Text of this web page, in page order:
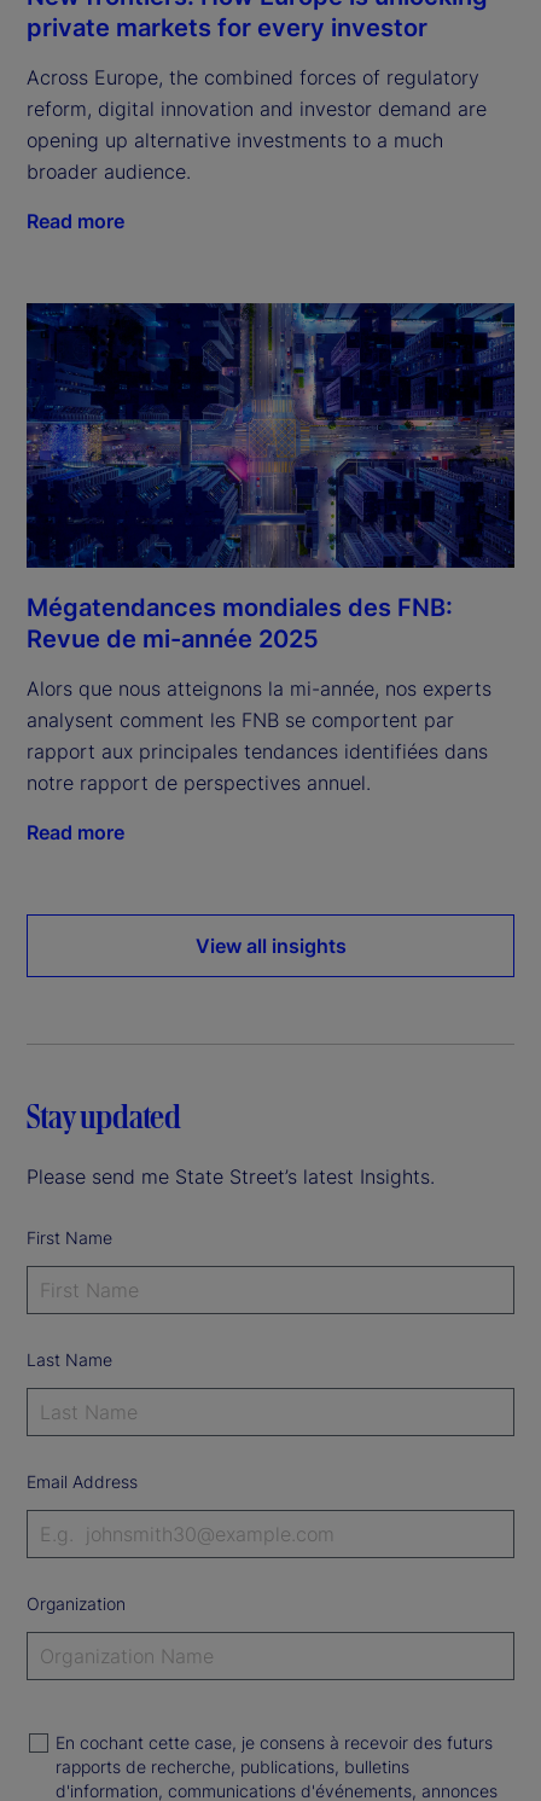
private markets for every investor
Across Europe, the combined forces of regulatory
reform, digital innovation and investor demand are
opening up alternative investments to a much
broader audience.
Read more
Mégatendances mondiales des FNB:
Revue de mi-année 2025
Alors que nous atteignons la mi-année, nos experts
analysent comment les FNB se comportent par
rapport aux principales tendances identifiées dans
notre rapport de perspectives annuel.
Read more
View all insights
Stay updated
Please send me State Street’s latest Insights.
First Name
Last Name
Email Address
Organization
En cochant cette case, je consens à recevoir des futurs
rapports de recherche, publications, bulletins
d'information, communications d'événements, annonces